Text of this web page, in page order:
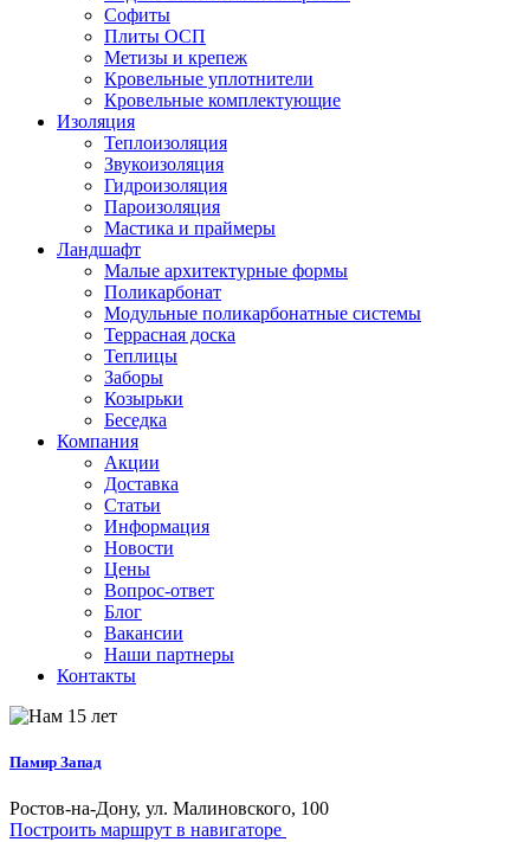
Софиты
Плиты ОСП
Метизы и крепеж
Кровельные уплотнители
Кровельные комплектующие
Изоляция
Теплоизоляция
Звукоизоляция
Гидроизоляция
Пароизоляция
Мастика и праймеры
Ландшафт
Малые архитектурные формы
Поликарбонат
Модульные поликарбонатные системы
Террасная доска
Теплицы
Заборы
Козырьки
Беседка
Компания
Акции
Доставка
Статьи
Информация
Новости
Цены
Вопрос-ответ
Блог
Вакансии
Наши партнеры
Контакты
Памир Запад
Ростов-на-Дону, ул. Малиновского, 100
Построить маршрут в навигаторе